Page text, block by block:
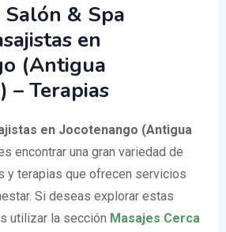
Salón & Spa
en
(Antigua
– Terapias
en Jocotenango (Antigua
encontrar una gran variedad de
y terapias que ofrecen servicios
Si deseas explorar estas
utilizar la sección Masajes Cerca